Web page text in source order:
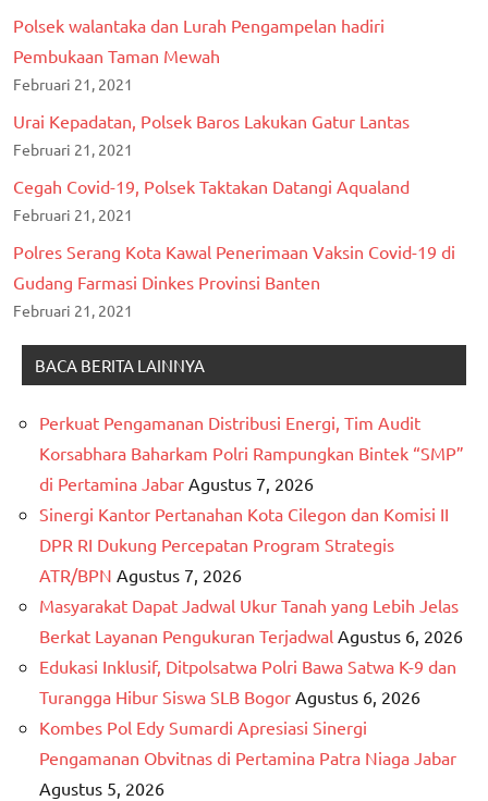
Polsek walantaka dan Lurah Pengampelan hadiri
Pembukaan Taman Mewah
Februari 21, 2021
Urai Kepadatan, Polsek Baros Lakukan Gatur Lantas
Februari 21, 2021
Cegah Covid-19, Polsek Taktakan Datangi Aqualand
Februari 21, 2021
Polres Serang Kota Kawal Penerimaan Vaksin Covid-19 di
Gudang Farmasi Dinkes Provinsi Banten
Februari 21, 2021
BACA BERITA LAINNYA
Perkuat Pengamanan Distribusi Energi, Tim Audit
Korsabhara Baharkam Polri Rampungkan Bintek “SMP”
di Pertamina Jabar Agustus 7, 2026
Sinergi Kantor Pertanahan Kota Cilegon dan Komisi II
DPR RI Dukung Percepatan Program Strategis
ATR/BPN Agustus 7, 2026
Masyarakat Dapat Jadwal Ukur Tanah yang Lebih Jelas
Berkat Layanan Pengukuran Terjadwal Agustus 6, 2026
Edukasi Inklusif, Ditpolsatwa Polri Bawa Satwa K-9 dan
Turangga Hibur Siswa SLB Bogor Agustus 6, 2026
Kombes Pol Edy Sumardi Apresiasi Sinergi
Pengamanan Obvitnas di Pertamina Patra Niaga Jabar
Agustus 5, 2026